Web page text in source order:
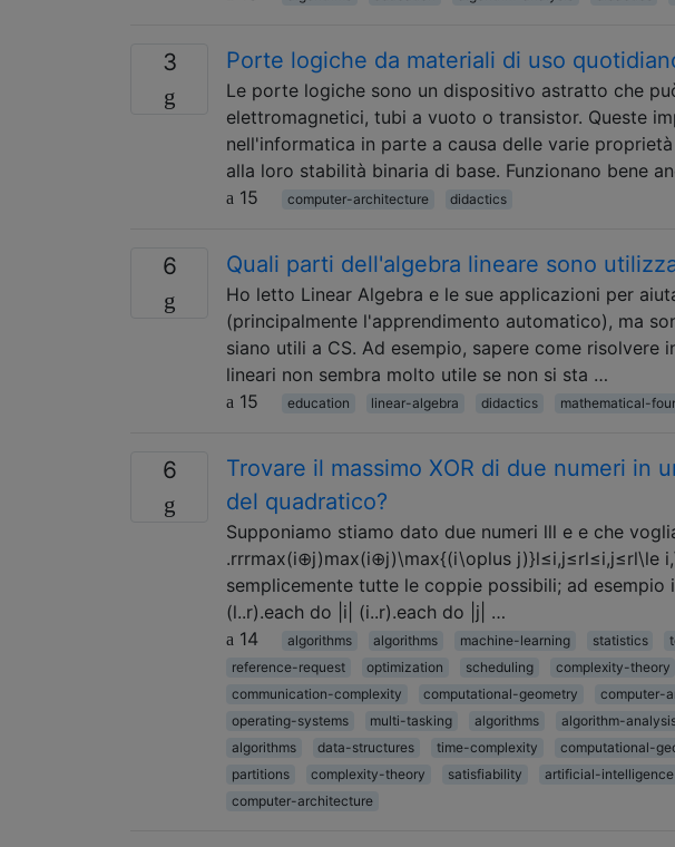
3 Porte logiche da materiali di uso
Le porte logiche sono un dispositivo astratto che
elettromagnetici, tubi a vuoto o transistor. Queste
nell'informatica in parte a causa delle varie
alla loro stabilità binaria di base. Funzionano bene
15
computer-architecture didactics
6 Quali parti dell'algebra lineare sono
Ho letto Linear Algebra e le sue applicazioni per
(principalmente l'apprendimento automatico), ma
siano utili a CS. Ad esempio, sapere come
lineari non sembra molto utile se non si sta …
15
education linear-algebra didactics mathematical-
6
Trovare il massimo XOR di due numeri in
del quadratico?
Supponiamo stiamo dato due numeri lll e e che
.rrrmax(i⊕j)max(i⊕j)\max{(i\oplus j)}l≤i,j≤rl≤i,j≤rl\le
semplicemente tutte le coppie possibili; ad
(l..r).each do |i| (i..r).each do |j| …
14
algorithms algorithms machine-learning statistics
reference-request
optimization scheduling complexity-theory
communication-complexity
computational-geometry computer-
operating-systems
multi-tasking algorithms algorithm-
algorithms
data-structures time-complexity computational-
partitions
complexity-theory satisfiability artificial-intelligence
computer-architecture